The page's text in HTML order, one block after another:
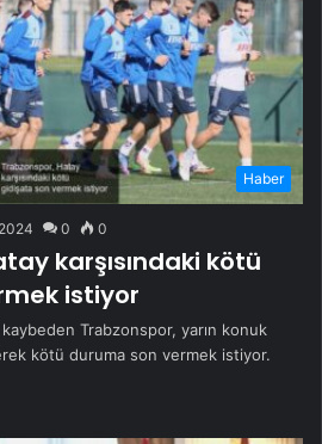
Haber
0 0
karşısındaki kötü
istiyor
Trabzonspor, yarın konuk
kötü duruma son vermek istiyor.